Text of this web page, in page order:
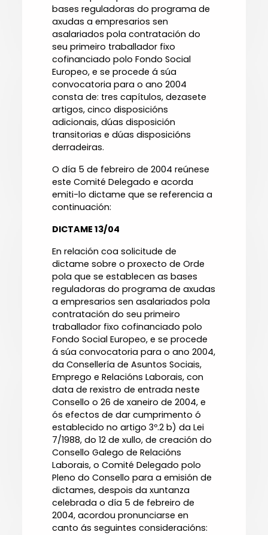
bases reguladoras do programa de
axudas a empresarios sen
asalariados pola contratación do
seu primeiro traballador fixo
cofinanciado polo Fondo Social
Europeo, e se procede á súa
convocatoria para o ano 2004
consta de: tres capítulos, dezasete
artigos, cinco disposicións
adicionais, dúas disposición
transitorias e dúas disposicións
derradeiras.
O día 5 de febreiro de 2004 reúnese
este Comité Delegado e acorda
emiti-lo dictame que se referencia a
continuación:
DICTAME 13/04
En relación coa solicitude de
dictame sobre o proxecto de Orde
pola que se establecen as bases
reguladoras do programa de axudas
a empresarios sen asalariados pola
contratación do seu primeiro
traballador fixo cofinanciado polo
Fondo Social Europeo, e se procede
á súa convocatoria para o ano 2004,
da Consellería de Asuntos Sociais,
Emprego e Relacións Laborais, con
data de rexistro de entrada neste
Consello o 26 de xaneiro de 2004, e
ós efectos de dar cumprimento ó
establecido no artigo 3º.2 b) da Lei
7/1988, do 12 de xullo, de creación do
Consello Galego de Relacións
Laborais, o Comité Delegado polo
Pleno do Consello para a emisión de
dictames, despois da xuntanza
celebrada o día 5 de febreiro de
2004, acordou pronunciarse en
canto ás seguintes consideracións: